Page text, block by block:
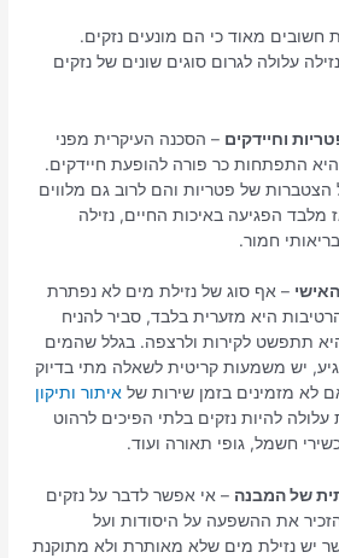
חשובים מאוד כי הם מונעים נזקים.
עלולה לגרום סוגים שונים של נזקים
וחיידקים – הסכנה העיקרית מפני
התפתחות כר פורה להופעת חיידקים.
הצטברות של פטריות והם לרוב גם מלווים
הפגיעה באיכות החיים, נזילה
חמור.
– אף סוג של נזילת מים לא נפתרת
היא מזערית בלבד, סביר להניח
תתפשט לקירות ולרצפה. בגלל שהמים
יש משמעות קריטית לשאלה מתי בדיוק
לא מזמינים בזמן שירות שלאיתור ותיקון
להיות נזקים בלתי הפיכים לרהוט
חשמל, גופי תאורה ועוד.
של המבנה – אי אפשר לדבר על נזקים
את ההשפעה על היסודות ועל
יש נזילת מים שלא מאותרת ולא מתוקנת